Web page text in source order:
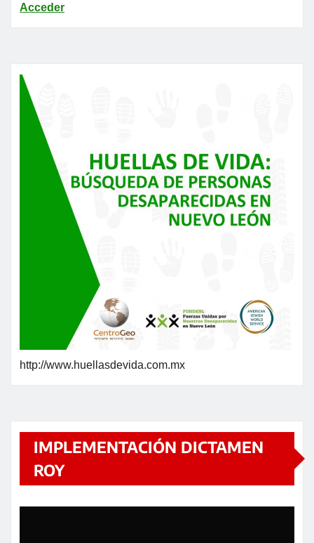
Acceder
http://www.huellasdevida.com.mx
IMPLEMENTACIÓN DICTAMEN
ROY